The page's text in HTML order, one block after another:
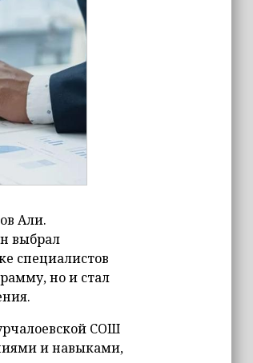
Али.
выбрал
специалистов
но и стал
СОШ
и навыками,